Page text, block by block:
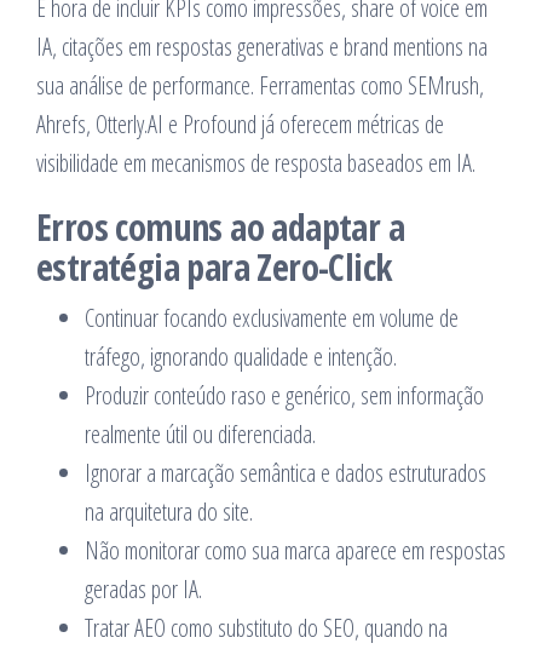
É hora de incluir KPIs como impressões, share of voice em
IA, citações em respostas generativas e brand mentions na
sua análise de performance. Ferramentas como SEMrush,
Ahrefs, Otterly.AI e Profound já oferecem métricas de
visibilidade em mecanismos de resposta baseados em IA.
Erros comuns ao adaptar a
estratégia para Zero-Click
Continuar focando exclusivamente em volume de
tráfego, ignorando qualidade e intenção.
Produzir conteúdo raso e genérico, sem informação
realmente útil ou diferenciada.
Ignorar a marcação semântica e dados estruturados
na arquitetura do site.
Não monitorar como sua marca aparece em respostas
geradas por IA.
Tratar AEO como substituto do SEO, quando na